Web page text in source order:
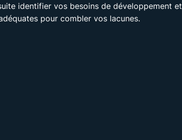
identifier vos besoins de développement et
pour combler vos lacunes.